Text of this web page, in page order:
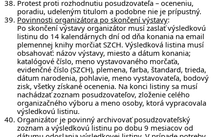
Protest proti rozhodnutiu posudzovateľa – oceneniu,
poradiu, udeleným titulom a podobne nie je prípustný.
Povinnosti organizátora po skončení výstavy:
Po skončení výstavy organizátor musí zaslať výsledkovú
listinu do 14 kalendárnych dní od dňa konania na email
plemennej knihy morčiat SZCH. Výsledková listina musí
obsahovať: názov výstavy, miesto a dátum konania;
katalógové číslo, meno vystavovaného morčaťa,
evidenčné číslo (SZCH), plemena, farba, štandard, trieda,
dátum narodenia, pohlavie, meno vystavovateľa, bodový
zisk, všetky získané ocenenia. Na konci listiny sa musí
nachádzať zoznam posudzovateľov, zloženie celého
organizačného výboru a meno osoby, ktorá vypracovala
výsledkovú listinu.
Organizátor je povinný archivovať posudzovateľský
zoznam a výsledkovú listinu po dobu 9 mesiacov od